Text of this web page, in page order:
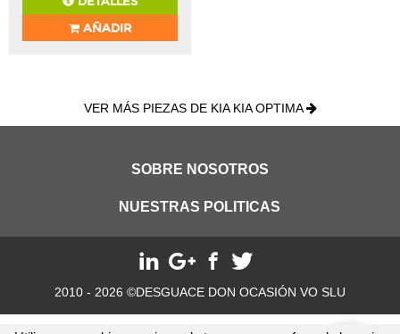
AÑADIR
VER MÁS PIEZAS DE KIA KIA OPTIMA
SOBRE NOSOTROS
NUESTRAS POLITICAS
2010 - 2026 ©DESGUACE DON OCASIÓN VO SLU